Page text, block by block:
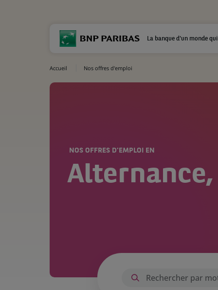
La banque d'un monde
Accueil Nos offres d'emploi
NOS OFFRES D'EMPLOI EN
Alternance,